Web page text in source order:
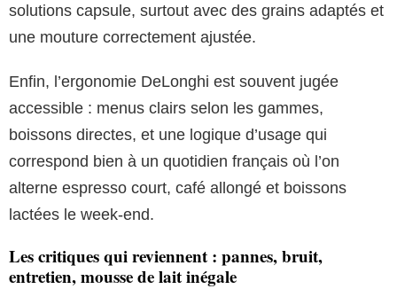
solutions capsule, surtout avec des grains adaptés et
une mouture correctement ajustée.
Enfin, l’ergonomie DeLonghi est souvent jugée
accessible : menus clairs selon les gammes,
boissons directes, et une logique d’usage qui
correspond bien à un quotidien français où l’on
alterne espresso court, café allongé et boissons
lactées le week-end.
Les critiques qui reviennent : pannes, bruit,
entretien, mousse de lait inégale